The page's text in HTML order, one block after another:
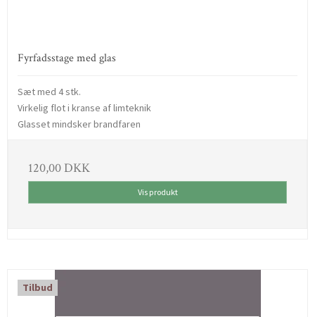
Fyrfadsstage med glas
Sæt med 4 stk.
Virkelig flot i kranse af limteknik
Glasset mindsker brandfaren
120,00 DKK
Vis produkt
Tilbud